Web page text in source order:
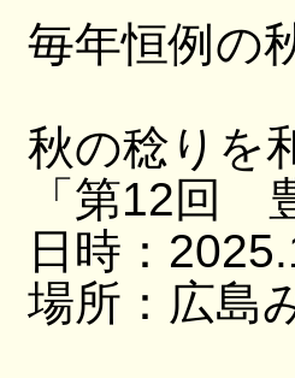
毎年恒例の
秋の稔りを
「第12回
日時：
場所：広島